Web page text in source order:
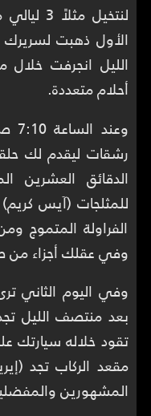
لنتخيل
الأول ذهبت
الليل انجرفت خلال
أحلام متعددة.
رشقات ليقدم لك
الدقائق العشرين
للمثلجات (آيس
الفراولة المتموج
وفي عقلك أجزاء من
بعد منتصف الليل
تقود خلاله
مقعد الركاب تجد
المشهورين